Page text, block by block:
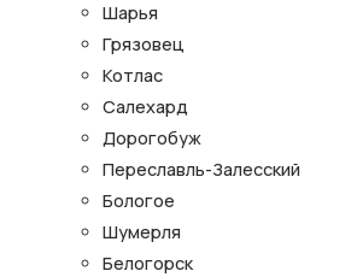
Шарья
Грязовец
Котлас
Салехард
Дорогобуж
Переславль-Залесский
Бологое
Шумерля
Белогорск